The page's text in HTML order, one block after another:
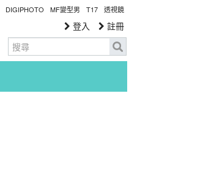
DIGIPHOTO MF變型男 T17 透視鏡
登入 註冊